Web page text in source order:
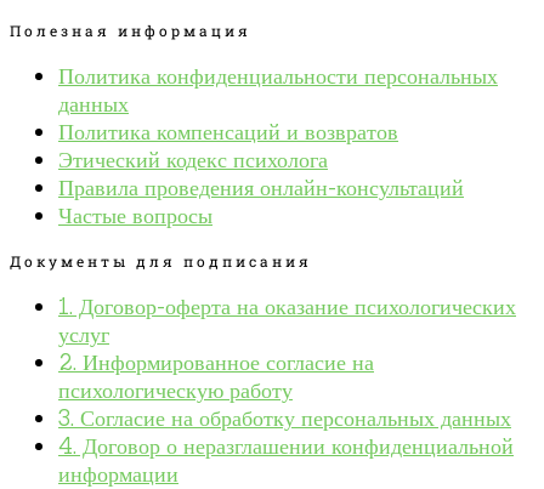
Полезная информация
Политика конфиденциальности персональных
данных
Политика компенсаций и возвратов
Этический кодекс психолога
Правила проведения онлайн-консультаций
Частые вопросы
Документы для подписания
1. Договор-оферта на оказание психологических
услуг
2. Информированное согласие на
психологическую работу
3. Согласие на обработку персональных данных
4. Договор о неразглашении конфиденциальной
информации